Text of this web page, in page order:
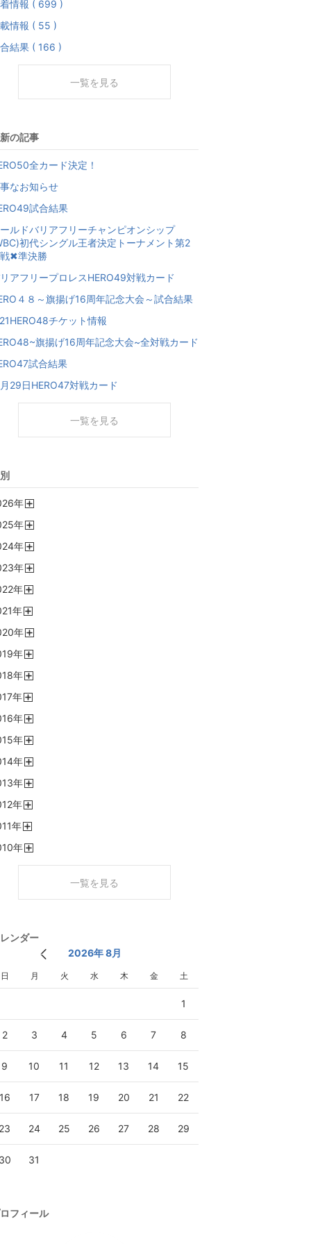
情報 ( 699 )
情報 ( 55 )
結果 ( 166 )
一覧を見る
の記事
全カード決定！
なお知らせ
試合結果
ルドバリアフリーチャンピオンシップ
初代シングル王者決定トーナメント第2
✖準決勝
アフリープロレスHERO49対戦カード
４８～旗揚げ16周年記念大会～試合結果
チケット情報
旗揚げ16周年記念大会~全対戦カード
試合結果
29日HERO47対戦カード
一覧を見る
年
年
年
年
年
年
年
年
年
年
年
年
年
年
年
年
年
一覧を見る
ンダー
2026年 8月
日 月 火 水 木 金 土
1
2 3 4 5 6 7 8
9 10 11 12 13 14 15
17 18 19 20 21 22
24 25 26 27 28 29
31
フィール